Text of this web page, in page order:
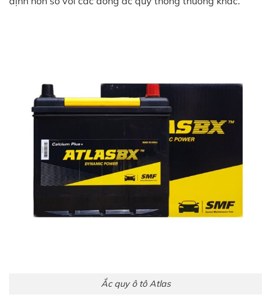
Ắc quy ô tô Atlas